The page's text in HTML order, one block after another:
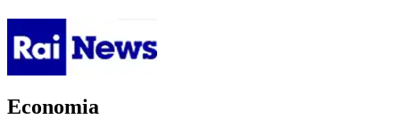
Economia